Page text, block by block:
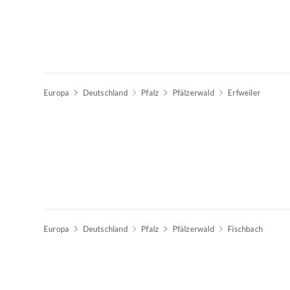
Europa Deutschland Pfalz Pfälzerwald Erfweiler
Europa Deutschland Pfalz Pfälzerwald Fischbach